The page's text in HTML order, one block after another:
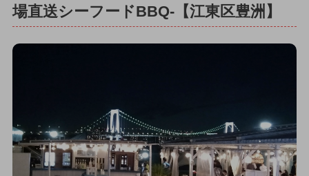
場直送シーフードBBQ-【江東区豊洲】